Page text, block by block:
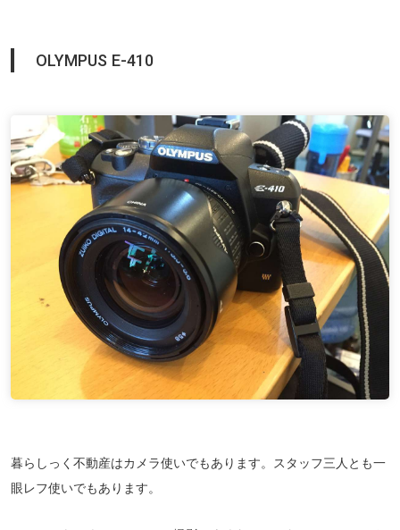
OLYMPUS E-410
暮らしっく不動産はカメラ使いでもあります。スタッフ三人とも一
眼レフ使いでもあります。